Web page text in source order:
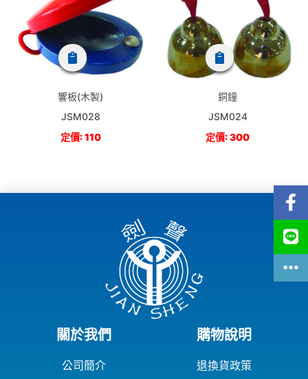
響板(木製)
JSM028
定價: 110
銅鐘
JSM024
定價: 300
關於我們
公司簡介
購物說明
退換貨政策